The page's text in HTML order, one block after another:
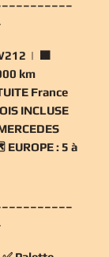
| 🟧
km
France
INCLUSE
EUROPE : 5 à